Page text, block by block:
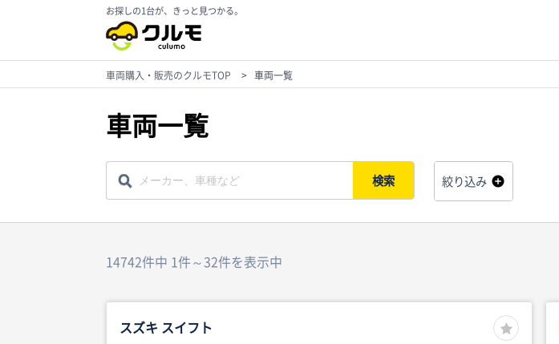
お探しの1台が、きっと見つかる。
車両購入・販売のクルモTOP > 車両一覧
車両一覧
検索 絞り込み
14742件中 1件～32件を表示中
スズキ スイフト